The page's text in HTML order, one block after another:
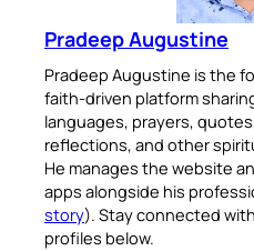
Pradeep Augustine
Pradeep Augustine is the
faith-driven platform
languages, prayers,
reflections, and other
He manages the website
apps alongside his
story). Stay connected
profiles below.